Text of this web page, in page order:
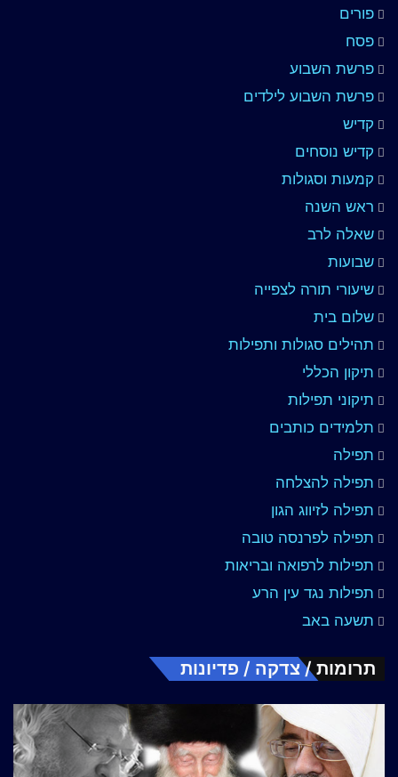
פורים
פסח
פרשת השבוע
פרשת השבוע לילדים
קדיש
קדיש נוסחים
קמעות וסגולות
ראש השנה
שאלה לרב
שבועות
שיעורי תורה לצפייה
שלום בית
תהילים סגולות ותפילות
תיקון הכללי
תיקוני תפילות
תלמידים כותבים
תפילה
תפילה להצלחה
תפילה לזיווג הגון
תפילה לפרנסה טובה
תפילות לרפואה ובריאות
תפילות נגד עין הרע
תשעה באב
תרומות / צדקה / פדיונות